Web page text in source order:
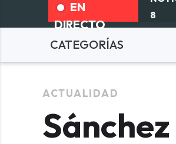
EN
DIRECTO
8
CATEGORÍASSucesos
ACTUALIDAD